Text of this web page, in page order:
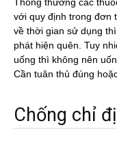
với quy định trong đơn
về thời gian sử dụng
phát hiện quên. Tuy
uống thì không nên
Cần tuân thủ đúng
Chống chỉ